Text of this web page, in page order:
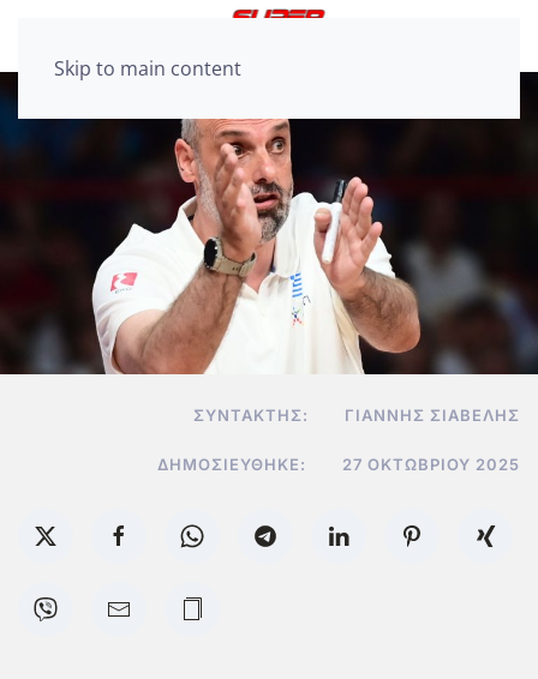
Skip to main content
ΣΥΝΤΆΚΤΗΣ: ΓΙΆΝΝΗΣ ΣΙΑΒΕΛΉΣ
ΔΗΜΟΣΙΕΎΘΗΚΕ: 27 ΟΚΤΩΒΡΊΟΥ 2025